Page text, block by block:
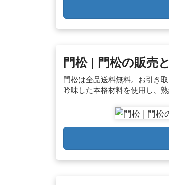
門松 | 門松の販売
門松は全品送料無料。お引き
吟味した本格材料を使用し、